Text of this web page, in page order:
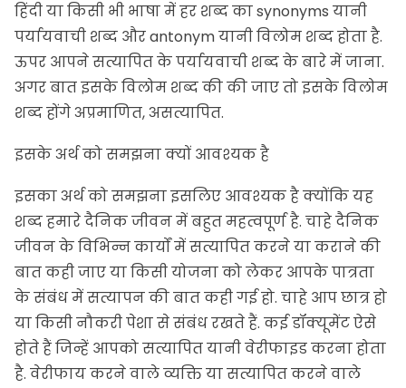
हिंदी या किसी भी भाषा में हर शब्द का synonyms यानी
पर्यायवाची शब्द और antonym यानी विलोम शब्द होता है.
ऊपर आपने सत्यापित के पर्यायवाची शब्द के बारे में जाना.
अगर बात इसके विलोम शब्द की की जाए तो इसके विलोम
शब्द होंगे अप्रमाणित, असत्यापित.
इसके अर्थ को समझना क्यों आवश्यक है
इसका अर्थ को समझना इसलिए आवश्यक है क्योंकि यह
शब्द हमारे दैनिक जीवन में बहुत महत्वपूर्ण है. चाहे दैनिक
जीवन के विभिन्न कार्यों में सत्यापित करने या कराने की
बात कही जाए या किसी योजना को लेकर आपके पात्रता
के संबंध में सत्यापन की बात कही गई हो. चाहे आप छात्र हो
या किसी नौकरी पेशा से संबंध रखते हैं. कई डॉक्यूमेंट ऐसे
होते हैं जिन्हें आपको सत्यापित यानी वेरीफाइड करना होता
है. वेरीफाय करने वाले व्यक्ति या सत्यापित करने वाले